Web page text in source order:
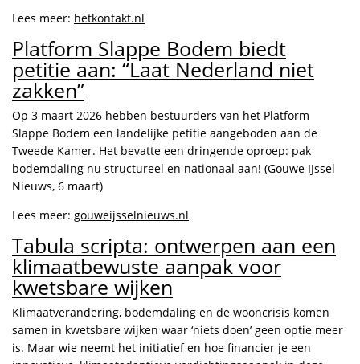
Lees meer: hetkontakt.nl
Platform Slappe Bodem biedt
petitie aan: “Laat Nederland niet
zakken”
Op 3 maart 2026 hebben bestuurders van het Platform
Slappe Bodem een landelijke petitie aangeboden aan de
Tweede Kamer. Het bevatte een dringende oproep: pak
bodemdaling nu structureel en nationaal aan! (Gouwe IJssel
Nieuws, 6 maart)
Lees meer: gouweijsselnieuws.nl
Tabula scripta: ontwerpen aan een
klimaatbewuste aanpak voor
kwetsbare wijken
Klimaatverandering, bodemdaling en de wooncrisis komen
samen in kwetsbare wijken waar ‘niets doen’ geen optie meer
is. Maar wie neemt het initiatief en hoe financier je een